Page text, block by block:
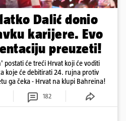
Dalić donio
karijere. Evo
preuzeti!
će treći Hrvat koji će voditi
koje će debitirati 24. rujna protiv
ga čeka - Hrvat na klupi Bahreina!
182